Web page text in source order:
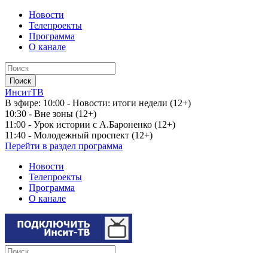
Новости
Телепроекты
Программа
О канале
ИнситТВ
В эфире: 10:00 - Новости: итоги недели (12+)
10:30 - Вне зоны (12+)
11:00 - Урок истории с А.Бароненко (12+)
11:40 - Молодежный проспект (12+)
Перейти в раздел программа
Новости
Телепроекты
Программа
О канале